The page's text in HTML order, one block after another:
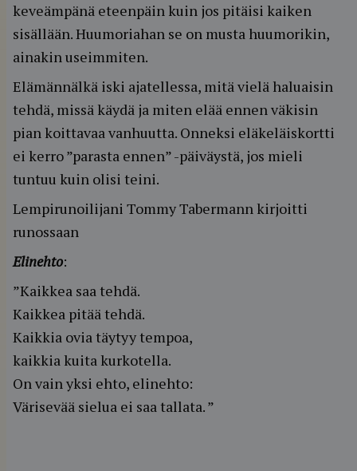
keveämpänä eteenpäin kuin jos pitäisi kaiken
sisällään. Huumoriahan se on musta huumorikin,
ainakin useimmiten.
Elämännälkä iski ajatellessa, mitä vielä haluaisin
tehdä, missä käydä ja miten elää ennen väkisin
pian koittavaa vanhuutta. Onneksi eläkeläiskortti
ei kerro ”parasta ennen” -päiväystä, jos mieli
tuntuu kuin olisi teini.
Lempirunoilijani Tommy Tabermann kirjoitti
runossaan
Elinehto:
”Kaikkea saa tehdä.
Kaikkea pitää tehdä.
Kaikkia ovia täytyy tempoa,
kaikkia kuita kurkotella.
On vain yksi ehto, elinehto:
Värisevää sielua ei saa tallata. ”